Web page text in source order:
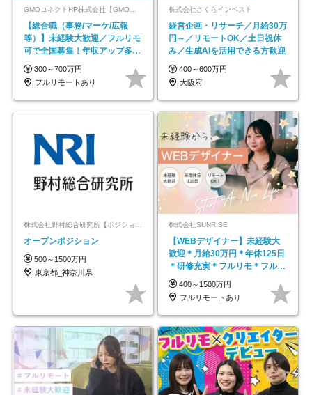
GMOコネクトHR株式会社【GMOインターネットグループ】
【総合職（事務/マーケ/広報
等）】未経験大歓迎／フルリモ
可で全国募集！年収アップ多数
★年休最大130日★
300～700万円
フルリモートあり
株式会社さくらインベスト
経営企画・リサーチ／月給30万
円～／リモートOK／土日祝休
み／生成AIを活用できる方歓迎
400～600万円
大阪府
オープンポジション
500～1500万円
東京都_神奈川県
株式会社SUNRISE
【WEBデザイナー】未経験大
歓迎＊月給30万円＊年休125日
＊研修充実＊フルリモ＊フルフ
レックス＊
400～1500万円
フルリモートあり